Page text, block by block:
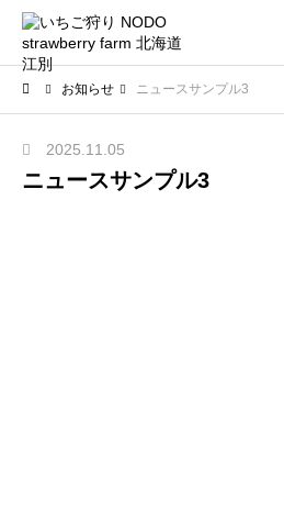
お知らせ ニュースサンプル3
ニュースサンプル3
2025.11.05